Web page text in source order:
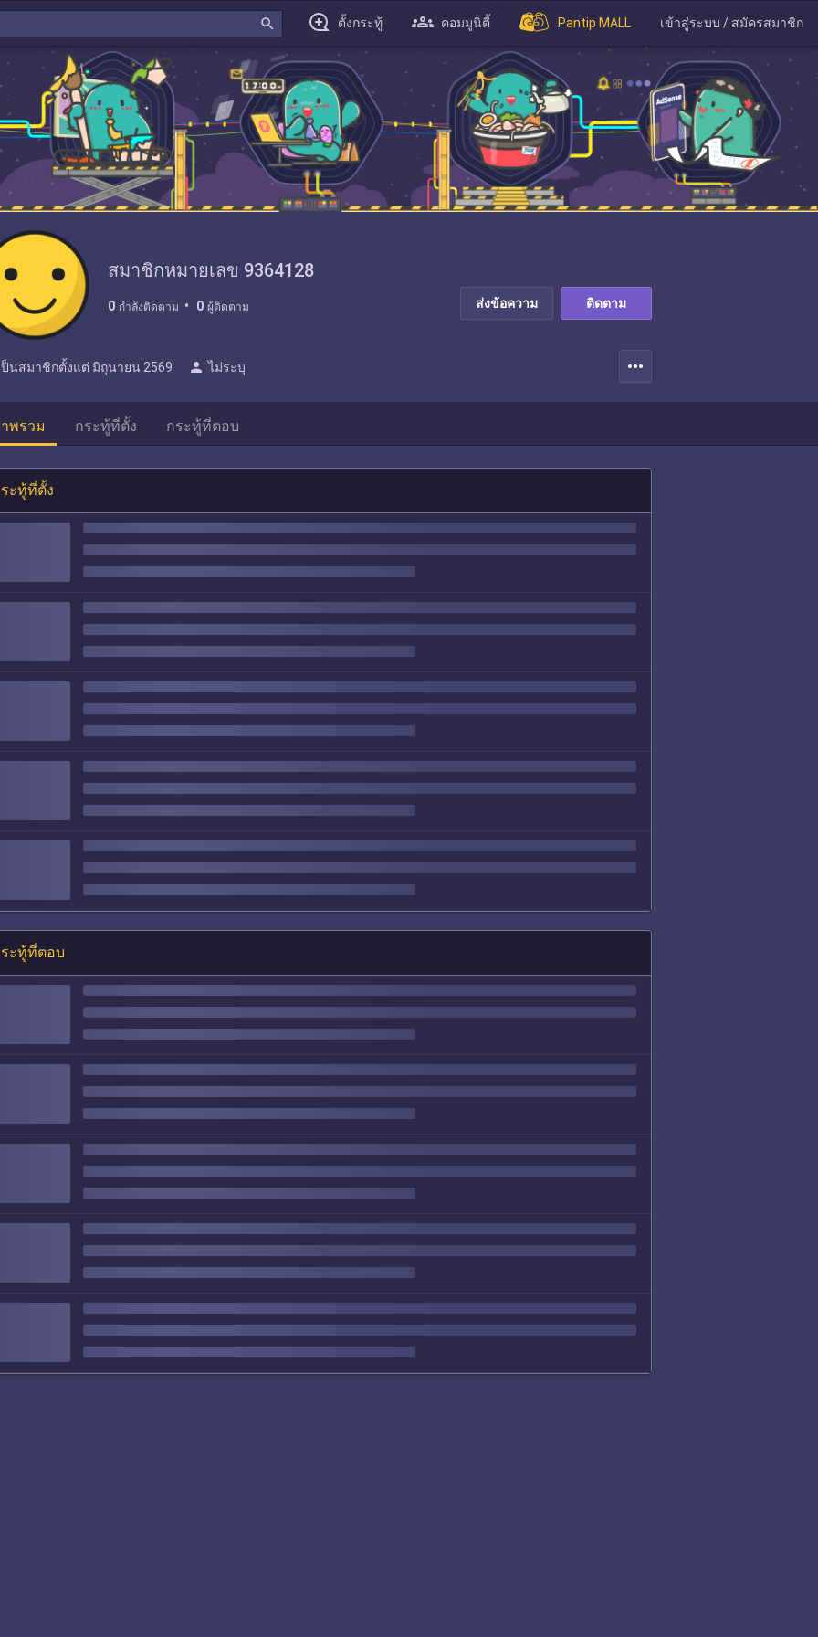
search ตั้งกระทู้ คอมมูนิตี้ Pantip MALL เข้าสู่ระบบ / สมัครสมาชิก
สมาชิกหมายเลข 9364128
0 กำลังติดตาม 0 ผู้ติดตาม ส่งข้อความ ติดตาม
ป็นสมาชิกตั้งแต่ มิถุนายน 2569 person ไม่ระบุ more_horiz
พรวม กระทู้ที่ตั้ง กระทู้ที่ตอบ
ะทู้ที่ตั้ง
ะทู้ที่ตอบ